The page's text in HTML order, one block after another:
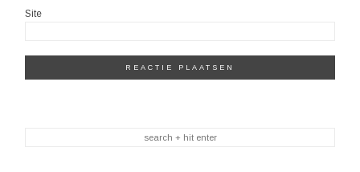
Site